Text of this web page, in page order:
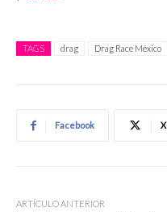
TAGS drag Drag Race México
Facebook X
ARTÍCULO ANTERIOR